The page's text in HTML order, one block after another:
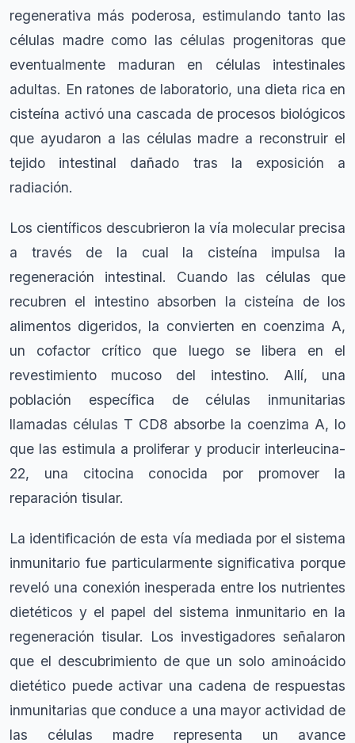
regenerativa más poderosa, estimulando tanto las
células madre como las células progenitoras que
eventualmente maduran en células intestinales
adultas. En ratones de laboratorio, una dieta rica en
cisteína activó una cascada de procesos biológicos
que ayudaron a las células madre a reconstruir el
tejido intestinal dañado tras la exposición a
radiación.
Los científicos descubrieron la vía molecular precisa
a través de la cual la cisteína impulsa la
regeneración intestinal. Cuando las células que
recubren el intestino absorben la cisteína de los
alimentos digeridos, la convierten en coenzima A,
un cofactor crítico que luego se libera en el
revestimiento mucoso del intestino. Allí, una
población específica de células inmunitarias
llamadas células T CD8 absorbe la coenzima A, lo
que las estimula a proliferar y producir interleucina-
22, una citocina conocida por promover la
reparación tisular.
La identificación de esta vía mediada por el sistema
inmunitario fue particularmente significativa porque
reveló una conexión inesperada entre los nutrientes
dietéticos y el papel del sistema inmunitario en la
regeneración tisular. Los investigadores señalaron
que el descubrimiento de que un solo aminoácido
dietético puede activar una cadena de respuestas
inmunitarias que conduce a una mayor actividad de
las células madre representa un avance